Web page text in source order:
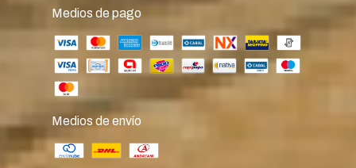
Medios de pago
Medios de envío